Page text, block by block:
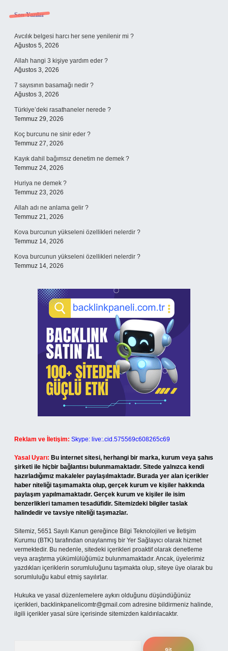
Sidebar
Son Yazılar
Avcılık belgesi harcı her sene yenilenir mi ?
Ağustos 5, 2026
Allah hangi 3 kişiye yardım eder ?
Ağustos 3, 2026
7 sayısının basamağı nedir ?
Ağustos 3, 2026
Türkiye’deki rasathaneler nerede ?
Temmuz 29, 2026
Koç burcunu ne sinir eder ?
Temmuz 27, 2026
Kayık dahil bağımsız denetim ne demek ?
Temmuz 24, 2026
Huriya ne demek ?
Temmuz 23, 2026
Allah adı ne anlama gelir ?
Temmuz 21, 2026
Kova burcunun yükseleni özellikleri nelerdir ?
Temmuz 14, 2026
Kova burcunun yükseleni özellikleri nelerdir ?
Temmuz 14, 2026
Reklam ve İletişim: Skype: live:.cid.575569c608265c69
Yasal Uyarı: Bu internet sitesi, herhangi bir marka, kurum veya şahıs
şirketi ile hiçbir bağlantısı bulunmamaktadır. Sitede yalnızca kendi
hazırladığımız makaleler paylaşılmaktadır. Burada yer alan içerikler
haber niteliği taşımamakta olup, gerçek kurum ve kişiler hakkında
paylaşım yapılmamaktadır. Gerçek kurum ve kişiler ile isim
benzerlikleri tamamen tesadüfidir. Sitemizdeki bilgiler taslak
halindedir ve tavsiye niteliği taşımazlar.
Sitemiz, 5651 Sayılı Kanun gereğince Bilgi Teknolojileri ve İletişim
Kurumu (BTK) tarafından onaylanmış bir Yer Sağlayıcı olarak hizmet
vermektedir. Bu nedenle, sitedeki içerikleri proaktif olarak denetleme
veya araştırma yükümlülüğümüz bulunmamaktadır. Ancak, üyelerimiz
yazdıkları içeriklerin sorumluluğunu taşımakta olup, siteye üye olarak bu
sorumluluğu kabul etmiş sayılırlar.
Hukuka ve yasal düzenlemelere aykırı olduğunu düşündüğünüz
içerikleri, backlinkpanelicomtr@gmail.com adresine bildirmeniz halinde,
ilgili içerikler yasal süre içerisinde sitemizden kaldırılacaktır.